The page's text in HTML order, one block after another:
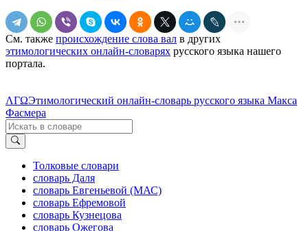
См. также происхождение слова вал в других
этимологических онлайн-словарях русского языка нашего
портала.
ΛΓΩЭтимологический онлайн-словарь русского языка Макса
Фасмера
Толковые словари
словарь Даля
словарь Евгеньевой (МАС)
словарь Ефремовой
словарь Кузнецова
словарь Ожегова